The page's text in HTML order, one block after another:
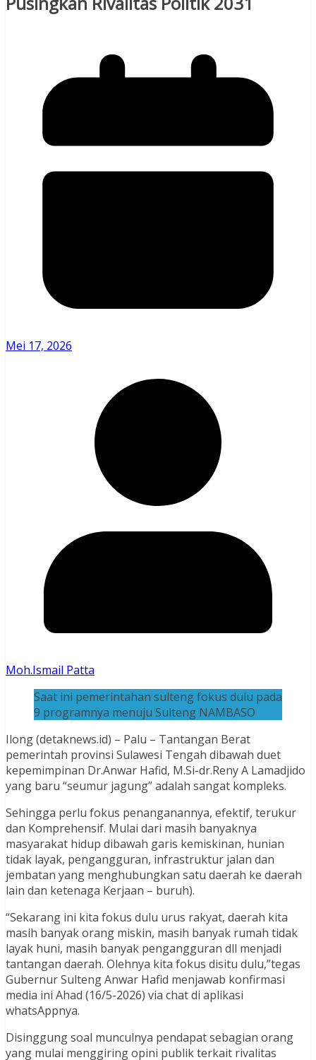
Mei 17, 2026
Moh.Ismail Patta
Saat ini pemerintahan sulteng fokus dulu pada
9 programnya menuju Sulteng NAMBASO
Ilong (detaknews.id) – Palu – Tantangan Berat
pemerintah provinsi Sulawesi Tengah dibawah duet
kepemimpinan Dr.Anwar Hafid, M.Si-dr.Reny A Lamadjido
yang baru “seumur jagung” adalah sangat kompleks.
Sehingga perlu fokus penanganannya, efektif, terukur
dan Komprehensif. Mulai dari masih banyaknya
masyarakat hidup dibawah garis kemiskinan, hunian
tidak layak, pengangguran, infrastruktur jalan dan
jembatan yang menghubungkan satu daerah ke daerah
lain dan ketenaga Kerjaan – buruh).
“Sekarang ini kita fokus dulu urus rakyat, daerah kita
masih banyak orang miskin, masih banyak rumah tidak
layak huni, masih banyak pengangguran dll menjadi
tantangan daerah. Olehnya kita fokus disitu dulu,”tegas
Gubernur Sulteng Anwar Hafid menjawab konfirmasi
media ini Ahad (16/5-2026) via chat di aplikasi
whatsAppnya.
Disinggung soal munculnya pendapat sebagian orang
yang mulai menggiring opini publik terkait rivalitas